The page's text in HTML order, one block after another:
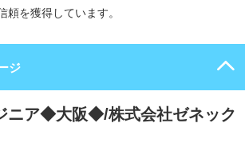
頼を獲得しています。
ジ
ニア◆大阪◆/株式会社ゼネック